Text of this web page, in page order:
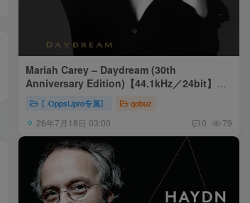
Mariah Carey – Daydream (30th
Anniversary Edition)【44.1kHz／24bit】美
〖OppsUpro专属〗 qobuz
26年7月18日 03:00 0 79